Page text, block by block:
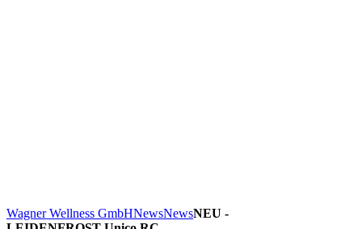
Wagner Wellness GmbHNewsNewsNEU -